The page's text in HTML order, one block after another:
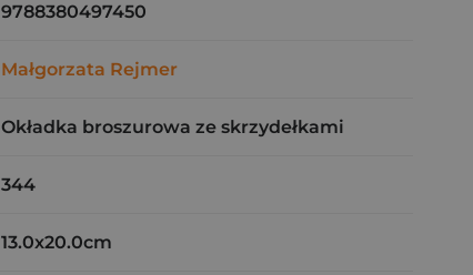
9788380497450
Małgorzata Rejmer
Okładka broszurowa ze skrzydełkami
344
13.0x20.0cm